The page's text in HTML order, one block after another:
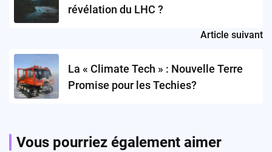
révélation du LHC ?
Article suivant
La « Climate Tech » : Nouvelle Terre
Promise pour les Techies?
Vous pourriez également aimer